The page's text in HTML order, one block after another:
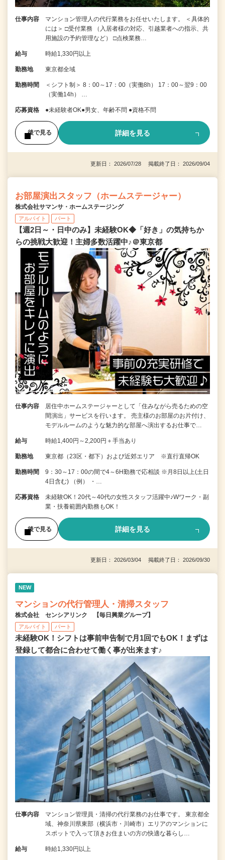
仕事内容
マンション管理人の代行業務をお任せいたします。 ＜具体的
には＞ □受付業務 （入居者様の対応、引越業者への指示、共
用施設の予約管理など） □点検業務…
給与 時給1,330円以上
勤務地 東京都全域
勤務時間
＜シフト制＞ 8：00～17：00（実働8h） 17：00～翌9：00
（実働14h） …
応募資格 ●未経験者OK●男女、年齢不問 ●資格不問
後で見る 詳細を見る
更新日： 2026/07/28 掲載終了日： 2026/09/04
お部屋演出スタッフ（ホームステージャー）
株式会社サマンサ・ホームステージング
アルバイト パート
【週2日～・日中のみ】未経験OK◆「好き」の気持ちか
らの挑戦大歓迎！主婦多数活躍中♪＠東京都
仕事内容
居住中ホームステージャーとして「住みながら売るための空
間演出」サービスを行います。 売主様のお部屋のお片付け、
モデルルームのような魅力的な部屋へ演出するお仕事で…
給与 時給1,400円～2,200円＋手当あり
勤務地 東京都（23区・都下）および近郊エリア ※直行直帰OK
勤務時間
9：30～17：00の間で4～6H勤務で応相談 ※月8日以上(土日
4日含む) （例） ・…
応募資格
未経験OK！20代～40代の女性スタッフ活躍中♪Wワーク・副
業・扶養範囲内勤務もOK！
後で見る 詳細を見る
更新日： 2026/03/04 掲載終了日： 2026/09/30
NEW
マンションの代行管理人・清掃スタッフ
株式会社 センシアリンク 【毎日興業グループ】
アルバイト パート
未経験OK！シフトは事前申告制で月1回でもOK！まずは
登録して都合に合わせて働く事が出来ます♪
仕事内容
マンション管理員・清掃の代行業務のお仕事です。 東京都全
域、神奈川県東部（横浜市・川崎市）エリアのマンションに
スポットで入って頂きお住まいの方の快適な暮らし…
給与 時給1,330円以上